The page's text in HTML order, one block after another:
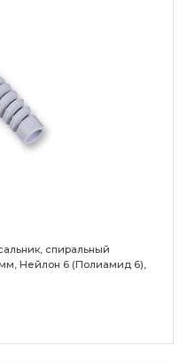
спиральный
мм, Нейлон 6 (Полиамид 6),